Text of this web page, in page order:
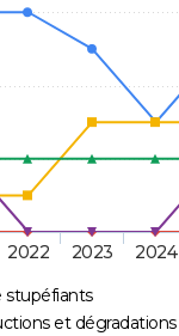
stupéfiants
et dégradations
2022 2023 2024